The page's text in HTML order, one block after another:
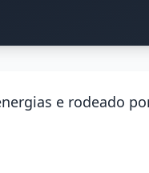
e rodeado